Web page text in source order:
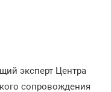
эксперт Центра
сопровождения